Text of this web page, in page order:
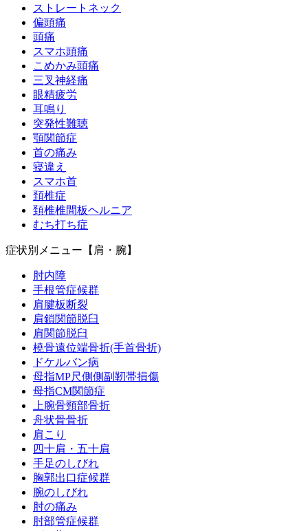
ストレートネック
偏頭痛
頭痛
スマホ頭痛
こめかみ頭痛
三叉神経痛
眼精疲労
耳鳴り
突発性難聴
顎関節症
首の痛み
寝違え
スマホ首
頚椎症
頚椎椎間板ヘルニア
むち打ち症
症状別メニュー【肩・腕】
肘内障
手根管症候群
肩腱板断裂
肩鎖関節脱臼
肩関節脱臼
橈骨遠位端骨折(手首骨折)
ドケルバン病
母指MP尺側側副靭帯損傷
母指CM関節症
上腕骨頸部骨折
舟状骨骨折
肩こり
四十肩・五十肩
手足のしびれ
胸郭出口症候群
腕のしびれ
肘の痛み
肘部管症候群